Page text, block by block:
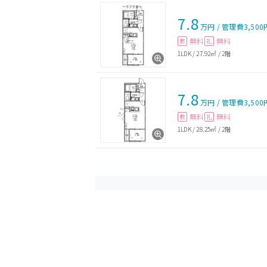
7.8万円 /管理費3,500
敷 無料 礼 無料
1LDK/ 27.92㎡ / 2階
7.8万円 /管理費3,500
敷 無料 礼 無料
1LDK/ 28.25㎡ / 2階